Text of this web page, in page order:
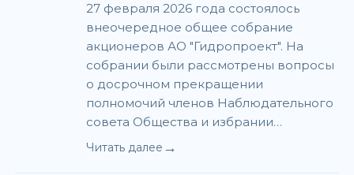
27 февраля 2026 года состоялось
внеочередное общее собрание
акционеров АО "Гидропроект". На
собрании были рассмотрены вопросы
о досрочном прекращении
полномочий членов Наблюдательного
совета Общества и избрании…
Читать далее →